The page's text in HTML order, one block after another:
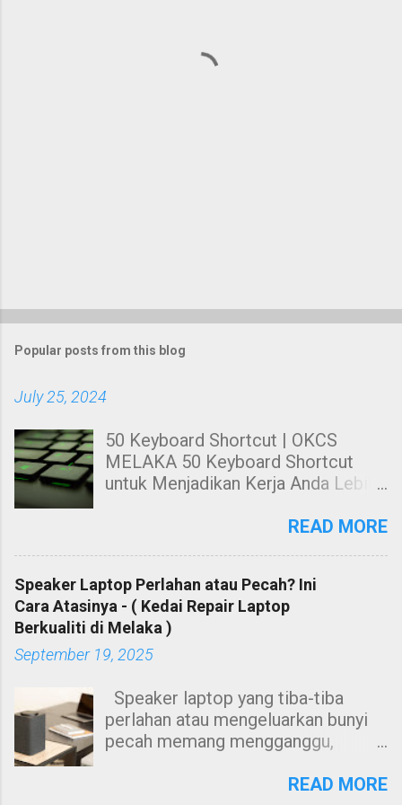
Popular posts from this blog
July 25, 2024
50 Keyboard Shortcut | OKCS
MELAKA 50 Keyboard Shortcut
untuk Menjadikan Kerja Anda Lebih
kepada anda tentang Keyboard
Menjadikan Kerja Anda Lebih Cekap
Membuat kerja dengan
menggunakan mouse sahaja sangat
leceh dan berasa kurang cekap
software. Contohnya, anda perlu
tekan butang kiri mouse untuk
menyalin teks, ataupun anda perlu
menekan butang-butang seperti
READ MORE
Speaker Laptop Perlahan atau Pecah? Ini
Cara Atasinya - ( Kedai Repair Laptop
Berkualiti di Melaka )
September 19, 2025
Speaker laptop yang tiba-tiba
perlahan atau mengeluarkan bunyi
pecah memang mengganggu,
atau menghadiri mesyuarat dalam
READ MORE